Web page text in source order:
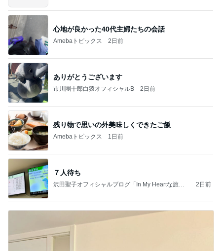
心地が良かった40代主婦たちの会話
Amebaトピックス 2日前
ありがとうございます
市川團十郎白猿オフィシャルB 2日前
残り物で思いの外美味しくできたご飯
Amebaトピックス 1日前
７人待ち
沢田聖子オフィシャルブログ「In My Heartな旅日
2日前